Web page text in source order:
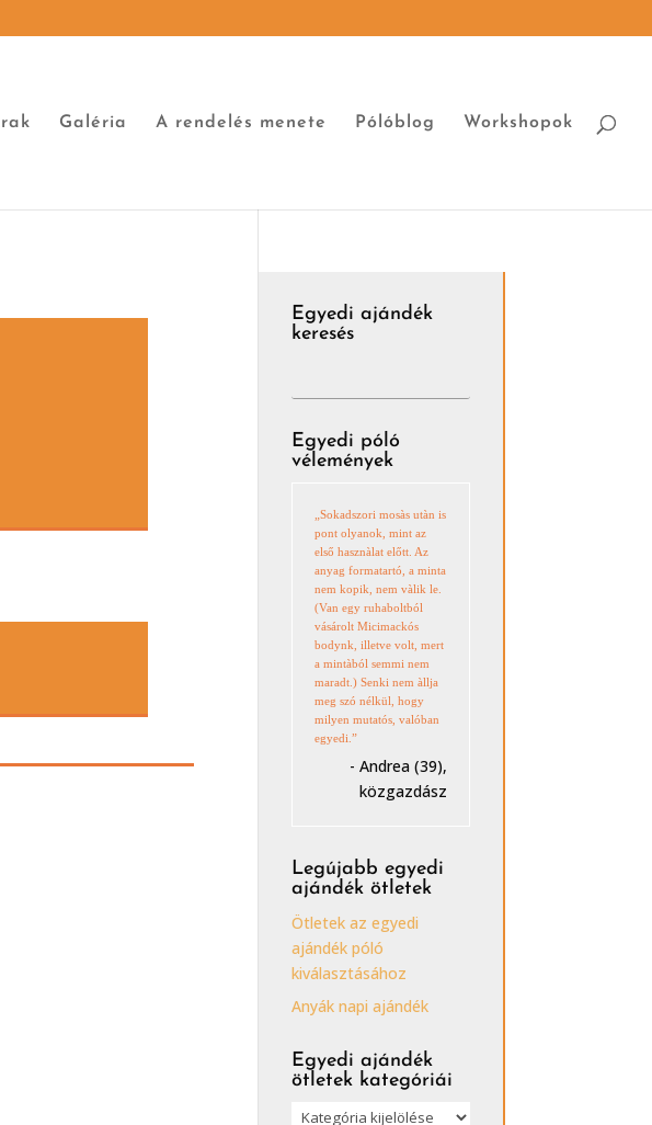
Galéria A rendelés menete Pólóblog Workshopok
Egyedi ajándék
keresés
Egyedi póló
vélemények
„Sokadszori mosàs utàn is
pont olyanok, mint az
első hasznàlat előtt. Az
anyag formatartó, a minta
nem kopik, nem vàlik le.
(Van egy ruhaboltból
vásárolt Micimackós
bodynk, illetve volt, mert
a mintàból semmi nem
maradt.) Senki nem àllja
meg szó nélkül, hogy
milyen mutatós, valóban
egyedi.”
- Andrea (39),
közgazdász
Legújabb egyedi
ajándék ötletek
Ötletek az egyedi
ajándék póló
kiválasztásához
Anyák napi ajándék
Egyedi ajándék
ötletek kategóriái
Egyedi